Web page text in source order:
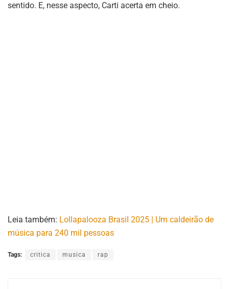
sentido. E, nesse aspecto, Carti acerta em cheio.
Leia também: Lollapalooza Brasil 2025 | Um caldeirão de
música para 240 mil pessoas
Tags: critica musica rap